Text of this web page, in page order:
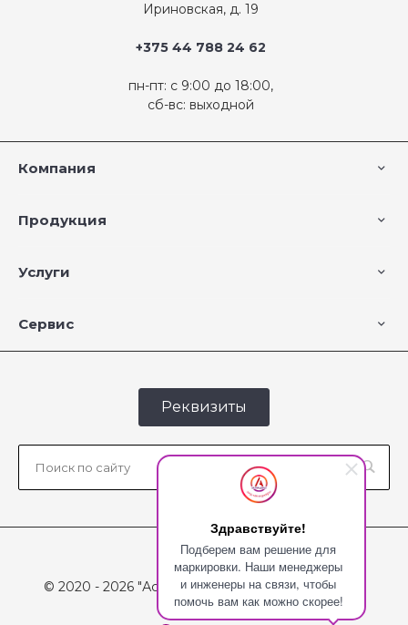
Здравствуйте!
Подберем вам решение для
маркировки. Наши менеджеры
и инженеры на связи, чтобы
помочь вам как можно скорее!
Ириновская, д. 19
+375 44 788 24 62
пн-пт: с 9:00 до 18:00,
сб-вс: выходной
Компания
Продукция
Услуги
Сервис
Реквизиты
© 2020 - 2026 "Астраджет", Все права защищены